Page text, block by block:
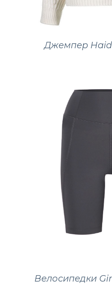
Джемпер
Велосипедки